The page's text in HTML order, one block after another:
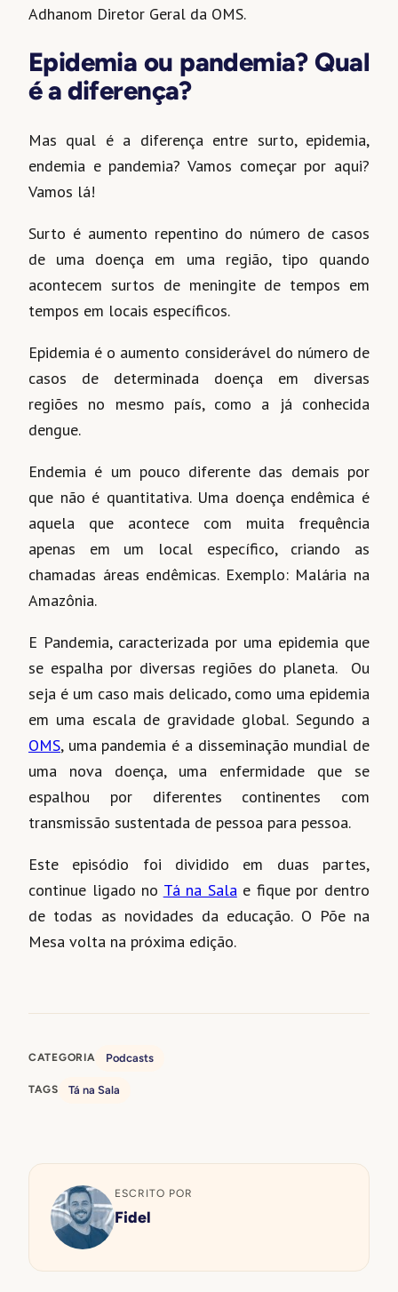
Adhanom Diretor Geral da OMS.
Epidemia ou pandemia? Qual
é a diferença?
Mas qual é a diferença entre surto, epidemia,
endemia e pandemia? Vamos começar por aqui?
Vamos lá!
Surto é aumento repentino do número de casos
de uma doença em uma região, tipo quando
acontecem surtos de meningite de tempos em
tempos em locais específicos.
Epidemia é o aumento considerável do número de
casos de determinada doença em diversas
regiões no mesmo país, como a já conhecida
dengue.
Endemia é um pouco diferente das demais por
que não é quantitativa. Uma doença endêmica é
aquela que acontece com muita frequência
apenas em um local específico, criando as
chamadas áreas endêmicas. Exemplo: Malária na
Amazônia.
E Pandemia, caracterizada por uma epidemia que
se espalha por diversas regiões do planeta. Ou
seja é um caso mais delicado, como uma epidemia
em uma escala de gravidade global. Segundo a
OMS, uma pandemia é a disseminação mundial de
uma nova doença, uma enfermidade que se
espalhou por diferentes continentes com
transmissão sustentada de pessoa para pessoa.
Este episódio foi dividido em duas partes,
continue ligado no Tá na Salae fique por dentro
de todas as novidades da educação. O Põe na
Mesa volta na próxima edição.
CATEGORIA Podcasts
TAGS Tá na Sala
ESCRITO POR
Fidel